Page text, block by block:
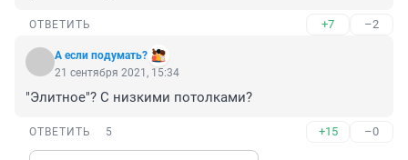
ОТВЕТИТЬ +7 –2
А если подумать?
21 сентября 2021, 15:34
"Элитное"? С низкими потолками?
ОТВЕТИТЬ 5 +15 –0